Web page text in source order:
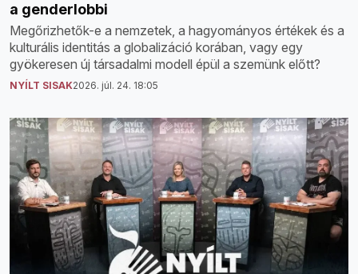
a genderlobbi
Megőrizhetők-e a nemzetek, a hagyományos értékek és a
kulturális identitás a globalizáció korában, vagy egy
gyökeresen új társadalmi modell épül a szemünk előtt?
NYÍLT SISAK2026. júl. 24. 18:05